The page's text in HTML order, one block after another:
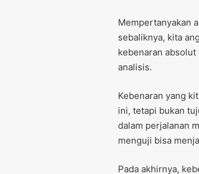
Mempertanyakan
sebaliknya, kita
kebenaran
analisis.
Kebenaran yang
ini, tetapi bukan
dalam perjalanan
menguji bisa
Pada akhirnya,